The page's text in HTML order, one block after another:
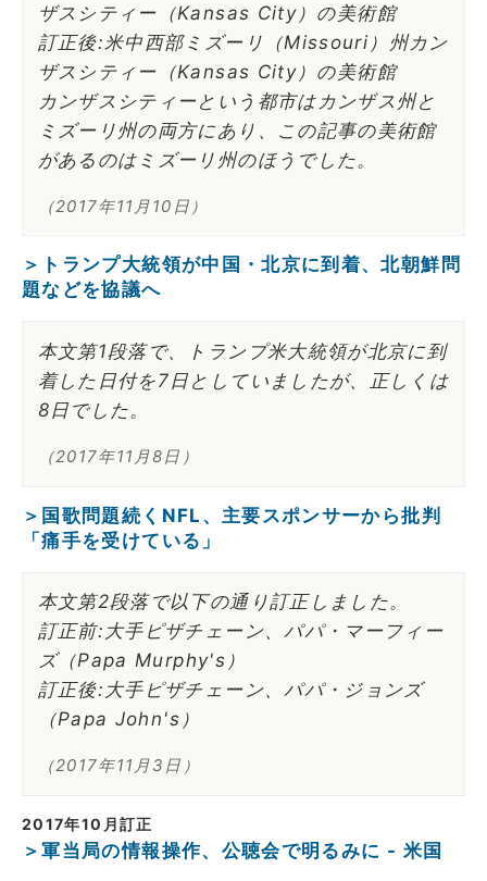
ザスシティー（Kansas City）の美術館
訂正後:米中西部ミズーリ（Missouri）州カン
ザスシティー（Kansas City）の美術館
カンザスシティーという都市はカンザス州と
ミズーリ州の両方にあり、この記事の美術館
があるのはミズーリ州のほうでした。
（2017年11月10日）
＞トランプ大統領が中国・北京に到着、北朝鮮問
題などを協議へ
本文第1段落で、トランプ米大統領が北京に到
着した日付を7日としていましたが、正しくは
8日でした。
（2017年11月8日）
＞国歌問題続くNFL、主要スポンサーから批判
「痛手を受けている」
本文第2段落で以下の通り訂正しました。
訂正前:大手ピザチェーン、パパ・マーフィー
ズ（Papa Murphy's）
訂正後:大手ピザチェーン、パパ・ジョンズ
（Papa John's）
（2017年11月3日）
2017年10月訂正
＞軍当局の情報操作、公聴会で明るみに - 米国